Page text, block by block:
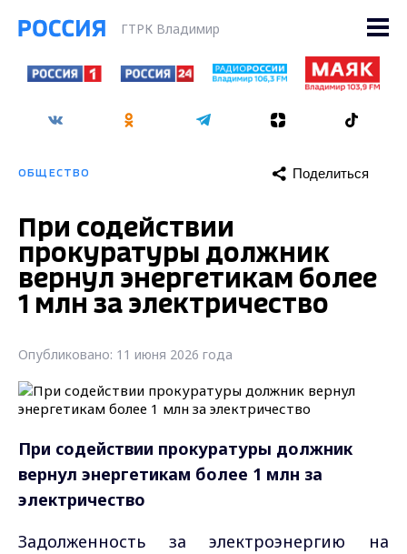
ГТРК Владимир
ОБЩЕСТВО Поделиться
При содействии
прокуратуры должник
вернул энергетикам более
1 млн за электричество
Опубликовано: 11 июня 2026 года
При содействии прокуратуры должник
вернул энергетикам более 1 млн за
электричество
Задолженность за электроэнергию на